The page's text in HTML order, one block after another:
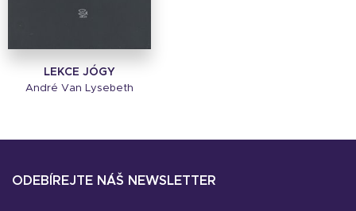
LEKCE JÓGY
André Van Lysebeth
ODEBÍREJTE NÁŠ NEWSLETTER